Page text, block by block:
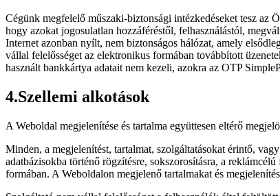
Cégünk megfelelő műszaki-biztonsági intézkedéseket tesz az
hogy azokat jogosulatlan hozzáféréstől, felhasználástól,
Internet azonban nyílt, nem biztonságos hálózat, amely
vállal felelősséget az elektronikus formában továbbított
használt bankkártya adatait nem kezeli, azokra az OTP
4.Szellemi alkotások
A Weboldal megjelenítése és tartalma együttesen eltérő
Minden, a megjelenítést, tartalmat, szolgáltatásokat érintő,
adatbázisokba történő rögzítésre, sokszorosításra, a
formában. A Weboldalon megjelenő tartalmakat és